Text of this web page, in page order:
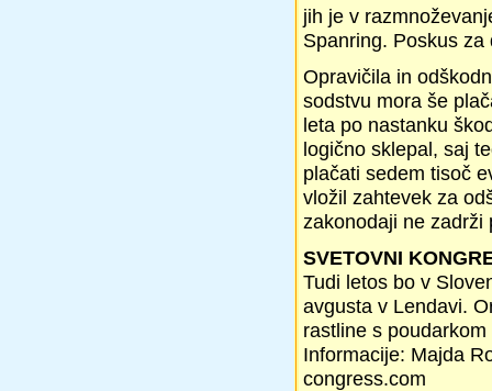
jih je v
Spanring. Poskus
Opravičila in
sodstvu mora še
leta po nastanku
logično sklepal, saj
plačati sedem tisoč
vložil zahtevek za
zakonodaji ne zadrži
SVETOVNI
Tudi letos bo v
avgusta v Lendavi.
rastline s
Informacije: Majda
congress.com